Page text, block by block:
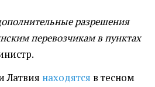
разрешения
перевозчикам в пунктах
Латвия находятся в тесном